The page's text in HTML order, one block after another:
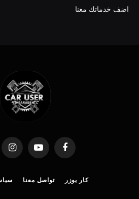
اضف خدماتك معنا
Facebook
YouTube
كار يوزر تواصل معنا